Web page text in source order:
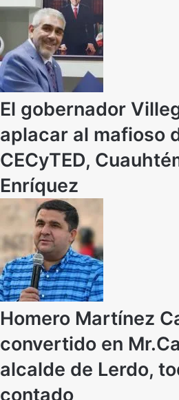
El gobernador
aplacar al mafioso
CECyTED,
Enríquez
Homero Martínez
convertido en
alcalde de Lerdo,
contado